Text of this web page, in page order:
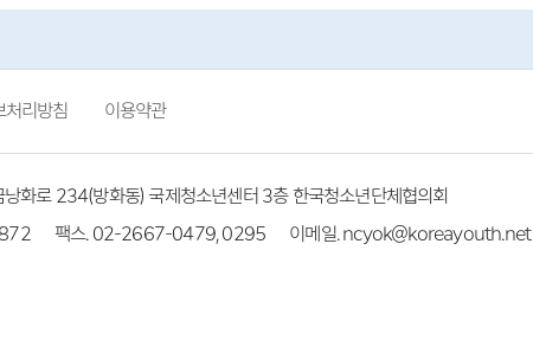
처리방침 이용약관
화로 234(방화동) 국제청소년센터 3층 한국청소년단체협의회
팩스. 02-2667-0479, 0295 이메일. ncyok@koreayouth.net